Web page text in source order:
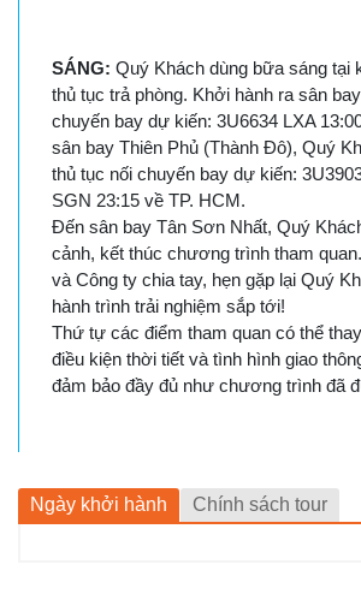
SÁNG: Quý Khách dùng bữa sáng tại
thủ tục trả phòng. Khởi hành ra sân
chuyến bay dự kiến: 3U6634 LXA
sân bay Thiên Phủ (Thành Đô), Quý
thủ tục nối chuyến bay dự kiến:
SGN 23:15 về TP. HCM.
Đến sân bay Tân Sơn Nhất, Quý
cảnh, kết thúc chương trình tham
và Công ty chia tay, hẹn gặp lại Quý
hành trình trải nghiệm sắp tới!
Thứ tự các điểm tham quan có thể
điều kiện thời tiết và tình hình giao
đảm bảo đầy đủ như chương trình đã
Ngày khởi hành Chính sách tour